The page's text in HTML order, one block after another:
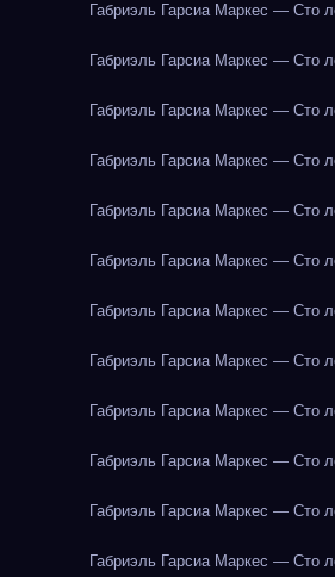
Габриэль Гарсиа Маркес — Сто
Габриэль Гарсиа Маркес — Сто
Габриэль Гарсиа Маркес — Сто
Габриэль Гарсиа Маркес — Сто
Габриэль Гарсиа Маркес — Сто
Габриэль Гарсиа Маркес — Сто
Габриэль Гарсиа Маркес — Сто
Габриэль Гарсиа Маркес — Сто
Габриэль Гарсиа Маркес — Сто
Габриэль Гарсиа Маркес — Сто
Габриэль Гарсиа Маркес — Сто
Габриэль Гарсиа Маркес — Сто